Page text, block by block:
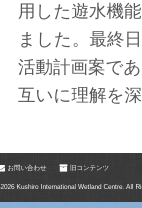
用した遊水機
ました。最終
活動計画案で
互いに理解を
お問い合わせ 旧コンテンツ
Kushiro International Wetland Centre. All